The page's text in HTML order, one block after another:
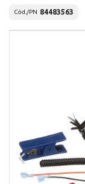
Cód./PN 84483563